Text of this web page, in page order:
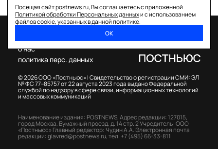
Посещая сайт postnews.ru, Вы соглашаетесь с приложенной
Политикой обработки Персональных данныхи с использованием
файлов cookie, указанных в данной политике.
ОК
© 2026 ООО «Постньюс» |Свидетельство о регистрации СМИ: ЭЛ
№ ФС 77–85757 от 22 августа 2023 года выдано Федеральной
службой по надзору в сфере связи, информационных технологий
и массовых коммуникаций
о нас
политика перс. данных
Наименование издания: POSTNEWS,Адрес редакции: 127015,
город Москва, Бумажный проезд, д. 14 стр. 2Учредитель: ООО
«Постньюс» Главный редактор: Чудин А.А.Электронная почта
редакции:glavred@postnews.ru,тел. +7 (495) 66-33-811